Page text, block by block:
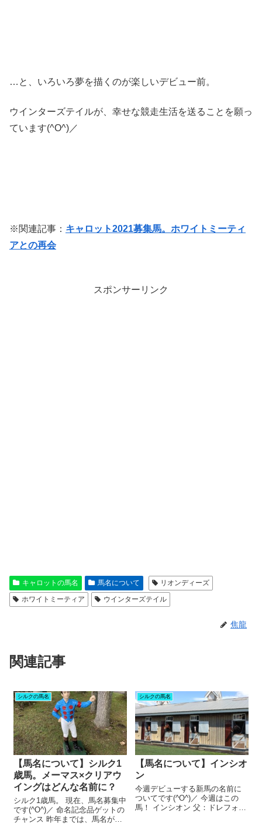
…と、いろいろ夢を描くのが楽しいデビュー前。
ウインターズテイルが、幸せな競走生活を送ることを願っ
ています(^O^)／
※関連記事： キャロット2021募集馬。ホワイトミーティ
アとの再会
スポンサーリンク
キャロットの馬名 馬名について
リオンディーズ
ホワイトミーティア
ウインターズテイル
焦龍
関連記事
シルクの馬名
【馬名について】シルク1
歳馬。メーマス×クリアウ
イングはどんな名前に？
シルク1歳馬。 現在、馬名募集中
です(^O^)／ 命名記念品ゲットの
チャンス 昨年までは、馬名が採
シルクの馬名
【馬名について】インシオ
ン
今週デビューする新馬の名前に
ついてです(^O^)／ 今週はこの
馬！ インシオン 父：ドレフォ